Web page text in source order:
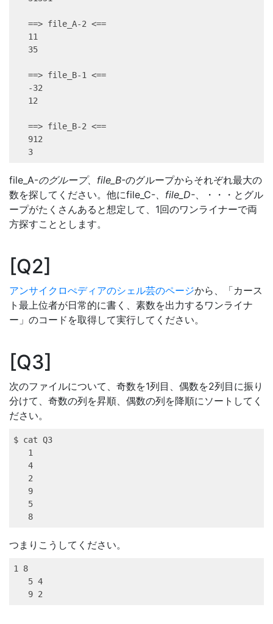
==> file_A-2 <==
11
35
==> file_B-1 <==
-32
12
==> file_B-2 <==
912
3
file_A-のグループ、file_B-のグループからそれぞれ最大の
数を探してください。他にfile_C-、file_D-、・・・とグル
ープがたくさんあると想定して、1回のワンライナーで両
方探すこととします。
Q2
アンサイクロぺディアのシェル芸のページから、「カース
ト最上位者が日常的に書く、素数を出力するワンライナ
ー」のコードを取得して実行してください。
Q3
次のファイルについて、奇数を1列目、偶数を2列目に振り
分けて、奇数の列を昇順、偶数の列を降順にソートしてく
ださい。
$ cat Q3
1
4
2
9
5
8
つまりこうしてください。
1
8
5 4
9 2